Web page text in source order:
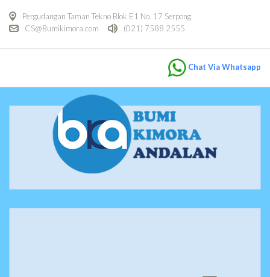
Pergudangan Taman Tekno Blok E1 No. 17 Serpong
CS@Bumikimora.com
(021) 7588 2555
Chat Via Whatsapp